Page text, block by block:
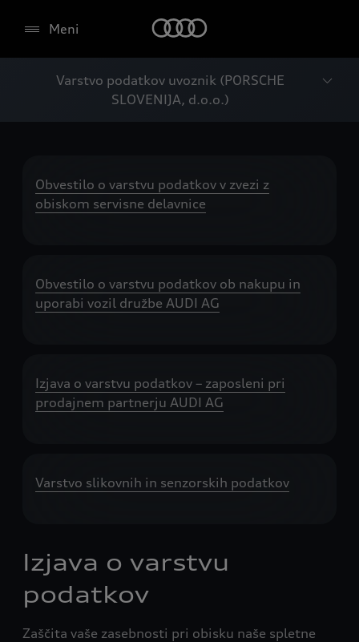
Meni
Varstvo podatkov uvoznik (PORSCHE
SLOVENIJA, d.o.o.)
Obvestilo o varstvu podatkov v zvezi z
obiskom servisne delavnice
Obvestilo o varstvu podatkov ob nakupu in
uporabi vozil družbe AUDI AG
Izjava o varstvu podatkov – zaposleni pri
prodajnem partnerju AUDI AG
Varstvo slikovnih in senzorskih podatkov
Izjava o varstvu
podatkov
Zaščita vaše zasebnosti pri obisku naše spletne